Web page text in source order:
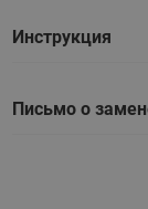
iNET и iSET
Инструкция
Письмо о